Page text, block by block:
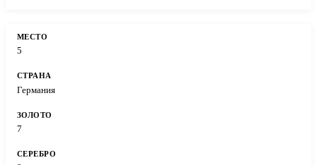
5
Германия
7